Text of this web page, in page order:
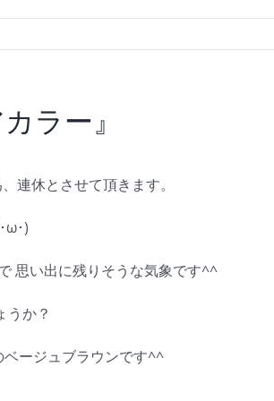
ラー』
連休とさせて頂きます。
ω･)
思い出に残りそうな気象です^^
うか？
ージュブラウンです^^